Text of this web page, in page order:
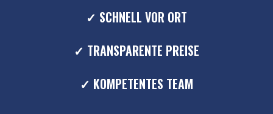
✓ SCHNELL VOR ORT
✓ TRANSPARENTE PREISE
✓ KOMPETENTES TEAM